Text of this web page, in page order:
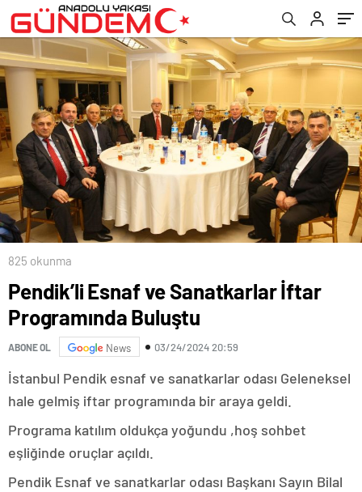
825 okunma
Pendik’li Esnaf ve Sanatkarlar İftar
Programında Buluştu
ABONE OL News 03/24/2024 20:59
İstanbul Pendik esnaf ve sanatkarlar odası Geleneksel
hale gelmiş iftar programında bir araya geldi.
Programa katılım oldukça yoğundu ,hoş sohbet
eşliğinde oruçlar açıldı.
Pendik Esnaf ve sanatkarlar odası Başkanı Sayın Bilal